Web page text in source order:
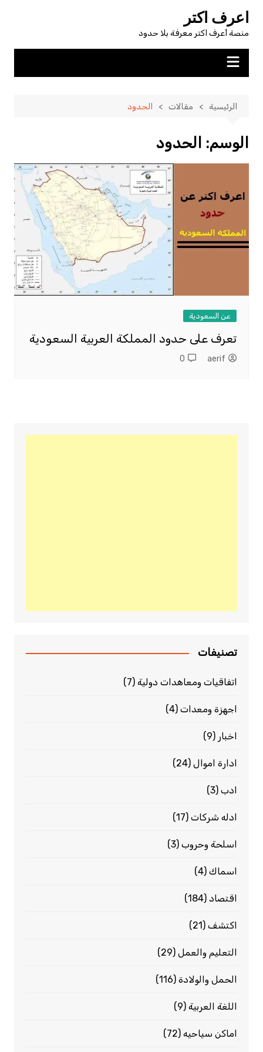
المحتوى
اعرف اكتر
منصة أعرف اكتر معرفة بلا حدود
الرئيسية مقالات الحدود
الوسم: الحدود
عن السعودية
تعرف على حدود المملكة العربية السعودية
aerif
0
تصنيفات
اتفاقيات ومعاهدات دولية(7)
اجهزة ومعدات(4)
اخبار (9)
ادارة اموال(24)
ادب(3)
ادله شركات(17)
اسلحة وحروب(3)
اسماك(4)
اقتصاد(184)
اكتشف(21)
التعليم والعمل(29)
الحمل والولادة(116)
اللغة العربية(9)
اماكن سياحيه(72)